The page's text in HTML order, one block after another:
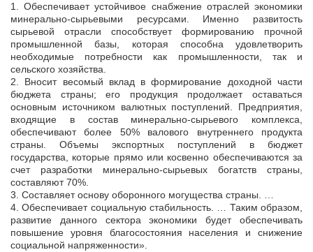
1. Обеспечивает устойчивое снабжение отраслей экономики
минерально-сырьевыми ресурсами. Именно развитость
сырьевой отрасли способствует формированию прочной
промышленной базы, которая способна удовлетворить
необходимые потребности как промышленности, так и
сельского хозяйства.
2. Вносит весомый вклад в формирование доходной части
бюджета страны; его продукция продолжает оставаться
основным источником валютных поступлений. Предприятия,
входящие в состав минерально-сырьевого комплекса,
обеспечивают более 50% валового внутреннего продукта
страны. Объемы экспортных поступлений в бюджет
государства, которые прямо или косвенно обеспечиваются за
счет разработки минерально-сырьевых богатств страны,
составляют 70%.
3. Составляет основу оборонного могущества страны. …
4. Обеспечивает социальную стабильность. … Таким образом,
развитие данного сектора экономики будет обеспечивать
повышение уровня благосостояния населения и снижение
социальной напряженности».